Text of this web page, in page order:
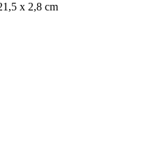
x 2,8 cm